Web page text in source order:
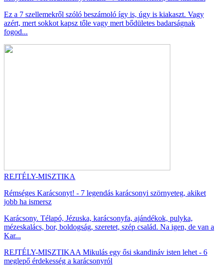
Ez a 7 szellemekről szóló beszámoló így is, úgy is kiakaszt. Vagy
azért, mert sokkot kapsz tőle vagy mert bődületes badarságnak
fogod...
REJTÉLY-MISZTIKA
Rémséges Karácsonyt! - 7 legendás karácsonyi szörnyeteg, akiket
jobb ha ismersz
Karácsony. Télapó, Jézuska, karácsonyfa, ajándékok, pulyka,
mézeskalács, bor, boldogság, szeretet, szép család. Na igen, de van a
Kar...
REJTÉLY-MISZTIKAA Mikulás egy ősi skandináv isten lehet - 6
meglepő érdekesség a karácsonyról